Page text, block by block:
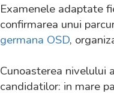
Examenele adaptate
confirmarea unui
germana OSD,
Cunoasterea nivelului
candidatilor: in mare